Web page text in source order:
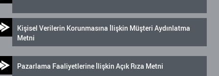
Kişisel Verilerin Korunmasına İlişkin Müşteri Aydınlatma
Metni
Pazarlama Faaliyetlerine İlişkin Açık Rıza Metni